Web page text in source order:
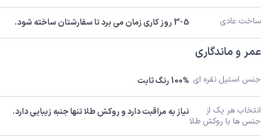
ساخت عادی 3-5 روز کاری زمان می برد تا سفارشتان ساخته شود.
عمر و ماندگاری
جنس استیل نقره ای 100% رنگ ثابت
جنس ها با روکش طلا
نیاز به مراقبت دارد و روکش طلا تنها جنبه زیبایی دارد.